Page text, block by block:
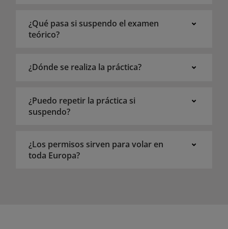
¿Qué pasa si suspendo el examen
teórico?
¿Dónde se realiza la práctica?
¿Puedo repetir la práctica si
suspendo?
¿Los permisos sirven para volar en
toda Europa?